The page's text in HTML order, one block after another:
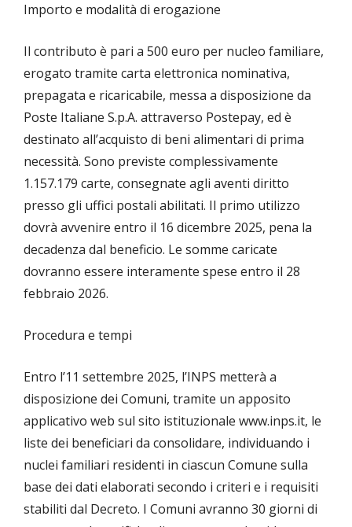
Importo e modalità di erogazione
Il contributo è pari a 500 euro per nucleo familiare,
erogato tramite carta elettronica nominativa,
prepagata e ricaricabile, messa a disposizione da
Poste Italiane S.p.A. attraverso Postepay, ed è
destinato all’acquisto di beni alimentari di prima
necessità. Sono previste complessivamente
1.157.179 carte, consegnate agli aventi diritto
presso gli uffici postali abilitati. Il primo utilizzo
dovrà avvenire entro il 16 dicembre 2025, pena la
decadenza dal beneficio. Le somme caricate
dovranno essere interamente spese entro il 28
febbraio 2026.
Procedura e tempi
Entro l’11 settembre 2025, l’INPS metterà a
disposizione dei Comuni, tramite un apposito
applicativo web sul sito istituzionale www.inps.it, le
liste dei beneficiari da consolidare, individuando i
nuclei familiari residenti in ciascun Comune sulla
base dei dati elaborati secondo i criteri e i requisiti
stabiliti dal Decreto. I Comuni avranno 30 giorni di